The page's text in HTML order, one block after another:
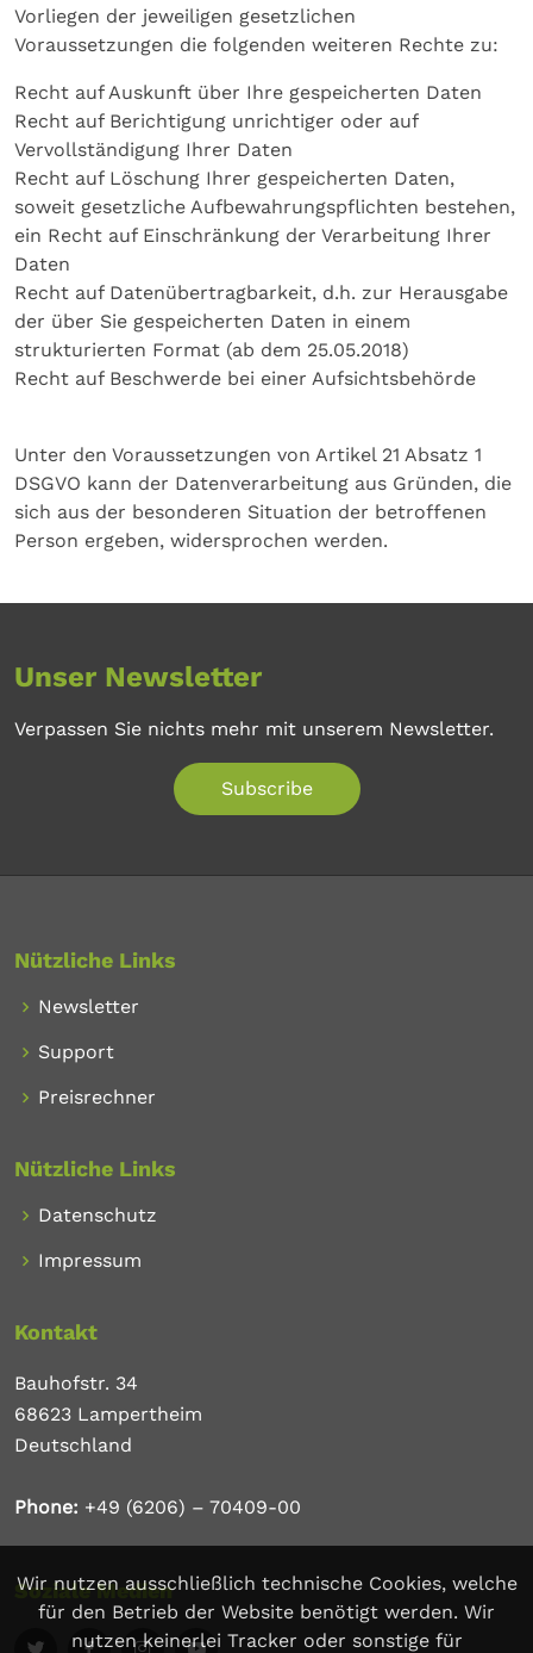
Wir nutzen ausschließlich technische Cookies, welche
für den Betrieb der Website benötigt werden. Wir
nutzen keinerlei Tracker oder sonstige für
Vorliegen der jeweiligen gesetzlichen
Voraussetzungen die folgenden weiteren Rechte zu:
Recht auf Auskunft über Ihre gespeicherten Daten
Recht auf Berichtigung unrichtiger oder auf
Vervollständigung Ihrer Daten
Recht auf Löschung Ihrer gespeicherten Daten,
soweit gesetzliche Aufbewahrungspflichten bestehen,
ein Recht auf Einschränkung der Verarbeitung Ihrer
Daten
Recht auf Datenübertragbarkeit, d.h. zur Herausgabe
der über Sie gespeicherten Daten in einem
strukturierten Format (ab dem 25.05.2018)
Recht auf Beschwerde bei einer Aufsichtsbehörde
Unter den Voraussetzungen von Artikel 21 Absatz 1
DSGVO kann der Datenverarbeitung aus Gründen, die
sich aus der besonderen Situation der betroffenen
Person ergeben, widersprochen werden.
Unser Newsletter
Verpassen Sie nichts mehr mit unserem Newsletter.
Subscribe
Nützliche Links
Newsletter
Support
Preisrechner
Nützliche Links
Datenschutz
Impressum
Kontakt
Bauhofstr. 34
68623 Lampertheim
Deutschland
Phone: +49 (6206) – 70409-00
Soziale Medien